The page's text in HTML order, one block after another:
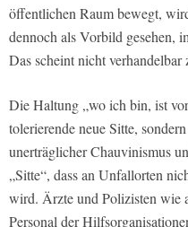
öffentlichen Raum bewegt,
dennoch als Vorbild gesehen,
Das scheint nicht
Die Haltung „wo ich bin, ist
tolerierende neue Sitte,
unerträglicher Chauvinismus
„Sitte“, dass an Unfallorten
wird. Ärzte und Polizisten wie
Personal der